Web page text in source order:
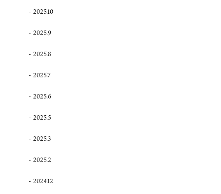
2025.10
2025.9
2025.8
2025.7
2025.6
2025.5
2025.3
2025.2
2024.12